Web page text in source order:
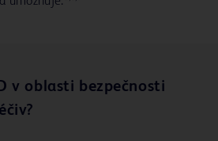
v oblasti bezpečnosti